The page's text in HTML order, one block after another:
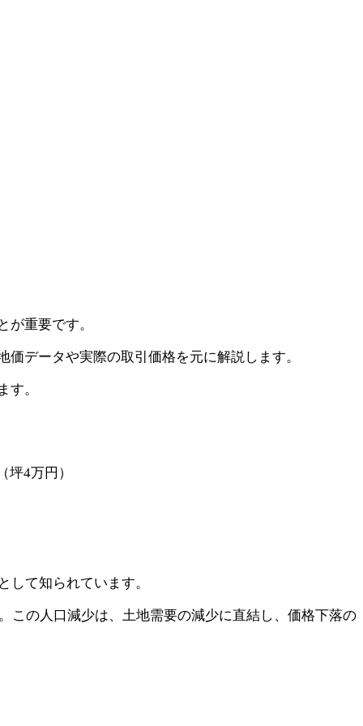
重要です。
データや実際の取引価格を元に解説します。
す。
4万円）
て知られています。
この人口減少は、土地需要の減少に直結し、価格下落の